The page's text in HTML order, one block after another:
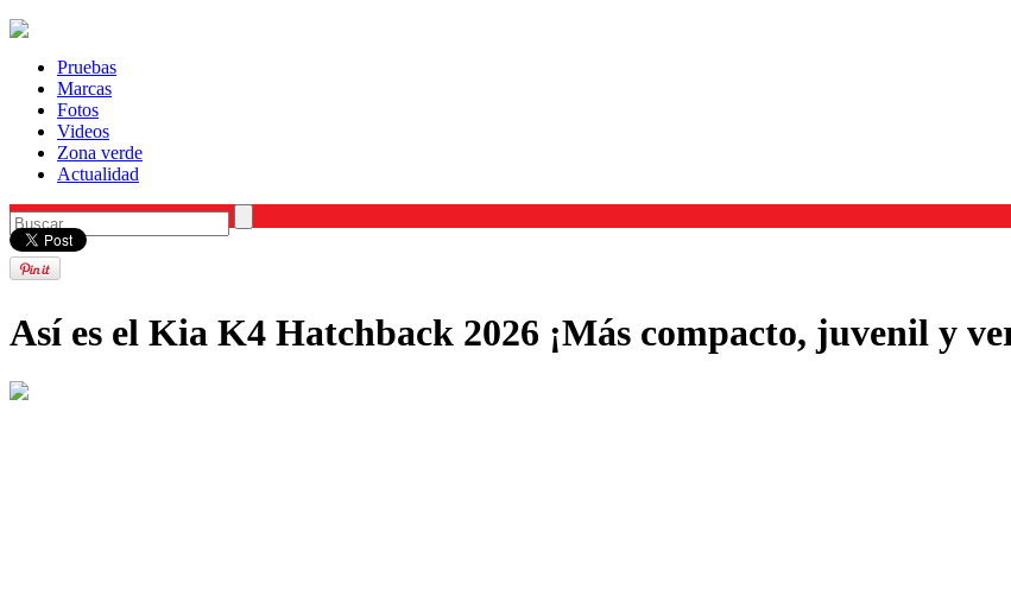
Pruebas
Marcas
Fotos
Videos
Zona verde
Actualidad
Así es el Kia K4 Hatchback 2026 ¡Más compacto, juvenil y